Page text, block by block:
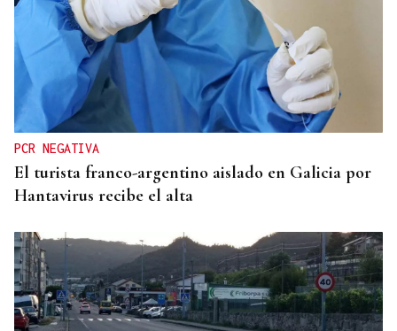
ORÁCULO DAS BURGAS
Horóscopo del día: lunes, 10 de agosto
PCR NEGATIVA
El turista franco-argentino aislado en Galicia por
Hantavirus recibe el alta